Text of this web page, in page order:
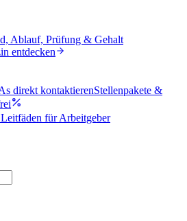
Ablauf, Prüfung & Gehalt
entdecken
direkt kontaktierenStellenpakete &
für Arbeitgeber